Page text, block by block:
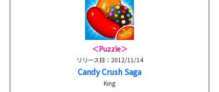
＜Puzzle＞
リリース日：2012/11/14
Candy Crush Saga
King